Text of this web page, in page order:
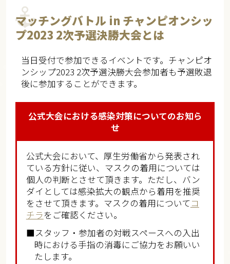
マッチングバトル in チャンピオンシッ
プ2023 2次予選決勝大会とは
当日受付で参加できるイベントです。チャンピオ
ンシップ2023 2次予選決勝大会参加者も予選敗退
後に参加することができます。
公式大会における感染対策についてのお知ら
せ
公式大会において、厚生労働省から発表され
ている方針に従い、マスクの着用については
個人の判断とさせて頂きます。ただし、バン
ダイとしては感染拡大の観点から着用を推奨
をさせて頂きます。マスクの着用についてコ
チラをご確認ください。
■スタッフ・参加者の対戦スペースへの入出
時における手指の消毒にご協力をお願いい
たします。